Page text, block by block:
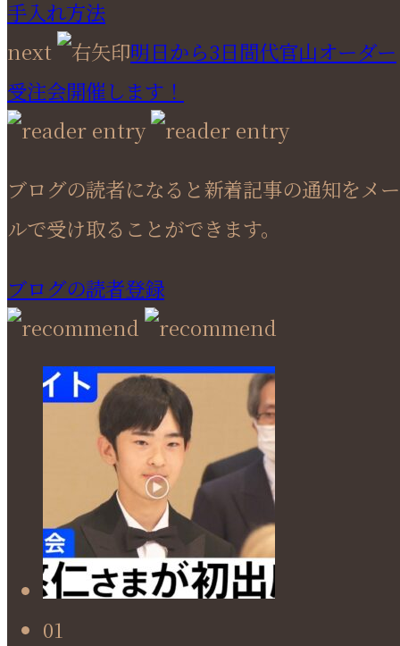
手入れ方法
next
明日から3日間代官山オーダー
受注会開催します！
ブログの読者になると新着記事の通知をメー
ルで受け取ることができます。
ブログの読者登録
01